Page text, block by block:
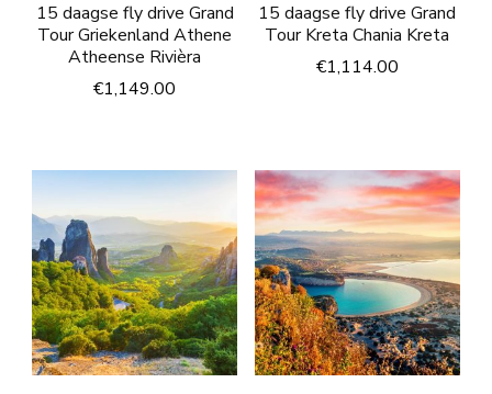
15 daagse fly drive Grand
Tour Griekenland Athene
Atheense Rivièra
€1,149.00
15 daagse fly drive Grand
Tour Kreta Chania Kreta
€1,114.00